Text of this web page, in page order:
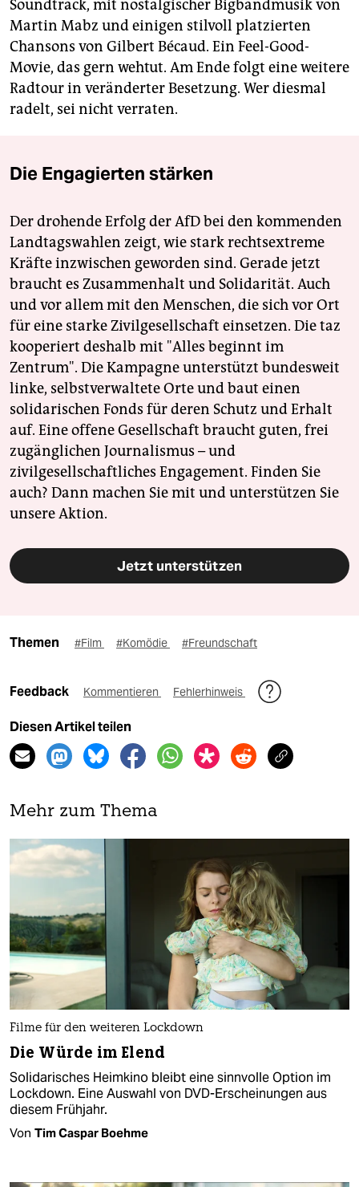
Soundtrack, mit nostalgischer Bigbandmusik von
Martin Mabz und einigen stilvoll platzierten
Chansons von Gilbert Bécaud. Ein Feel-Good-
Movie, das gern wehtut. Am Ende folgt eine weitere
Radtour in veränderter Besetzung. Wer diesmal
radelt, sei nicht verraten.
Die Engagierten stärken
Der drohende Erfolg der AfD bei den kommenden
Landtagswahlen zeigt, wie stark rechtsextreme
Kräfte inzwischen geworden sind. Gerade jetzt
braucht es Zusammenhalt und Solidarität. Auch
und vor allem mit den Menschen, die sich vor Ort
für eine starke Zivilgesellschaft einsetzen. Die taz
kooperiert deshalb mit "Alles beginnt im
Zentrum". Die Kampagne unterstützt bundesweit
linke, selbstverwaltete Orte und baut einen
solidarischen Fonds für deren Schutz und Erhalt
auf. Eine offene Gesellschaft braucht guten, frei
zugänglichen Journalismus – und
zivilgesellschaftliches Engagement. Finden Sie
auch? Dann machen Sie mit und unterstützen Sie
unsere Aktion.
Jetzt unterstützen
Themen #Film #Komödie #Freundschaft
Feedback Kommentieren Fehlerhinweis
Diesen Artikel teilen
Mehr zum Thema
Filme für den weiteren Lockdown
Die Würde im Elend
Solidarisches Heimkino bleibt eine sinnvolle Option im
Lockdown. Eine Auswahl von DVD-Erscheinungen aus
diesem Frühjahr.
Von Tim Caspar Boehme